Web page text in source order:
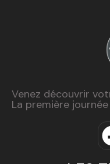
Venez découvrir
La première